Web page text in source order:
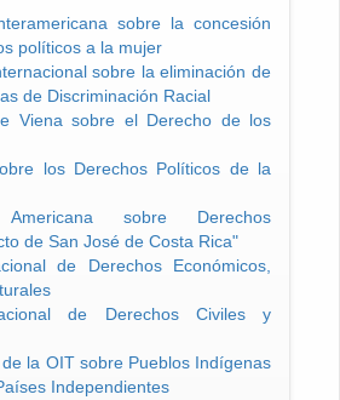
sobre la concesión
políticos a la mujer
sobre la eliminación de
de Discriminación Racial
Viena sobre el Derecho de los
los Derechos Políticos de la
Americana sobre Derechos
de San José de Costa Rica"
de Derechos Económicos,
de Derechos Civiles y
la OIT sobre Pueblos Indígenas
Independientes